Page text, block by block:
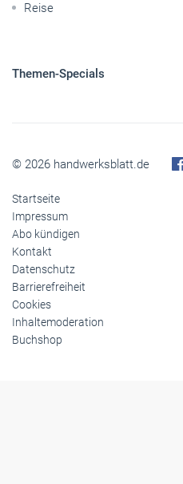
Reise
Themen-Specials
© 2026 handwerksblatt.de
Startseite
Impressum
Abo kündigen
Kontakt
Datenschutz
Barrierefreiheit
Cookies
Inhaltemoderation
Buchshop